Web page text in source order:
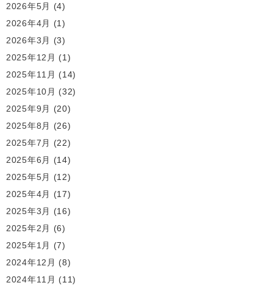
2026年5月
(4)
2026年4月
(1)
2026年3月
(3)
2025年12月 (1)
2025年11月 (14)
2025年10月 (32)
2025年9月
(20)
2025年8月
(26)
2025年7月
(22)
2025年6月
(14)
2025年5月
(12)
2025年4月
(17)
2025年3月
(16)
2025年2月
(6)
2025年1月
(7)
2024年12月 (8)
2024年11月 (11)